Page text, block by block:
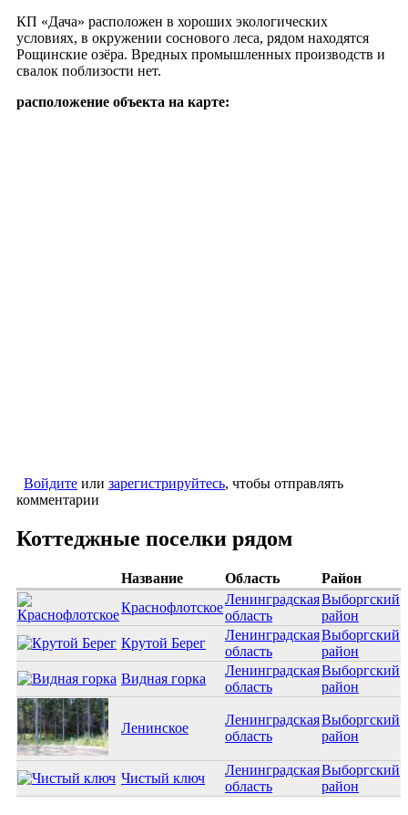
КП «Дача» расположен в хороших экологических
условиях, в окружении соснового леса, рядом находятся
Рощинские озёра. Вредных промышленных производств и
свалок поблизости нет.
расположение объекта на карте:
Войдите или зарегистрируйтесь, чтобы отправлять
комментарии
Коттеджные поселки рядом
Название Область
Район
Краснофлотское
Ленинградская
область
Выборгский
район
Крутой Берег
Ленинградская
область
Выборгский
район
Видная горка
Ленинградская
область
Выборгский
район
Ленинское
Ленинградская
область
Выборгский
район
Чистый ключ
Ленинградская
область
Выборгский
район